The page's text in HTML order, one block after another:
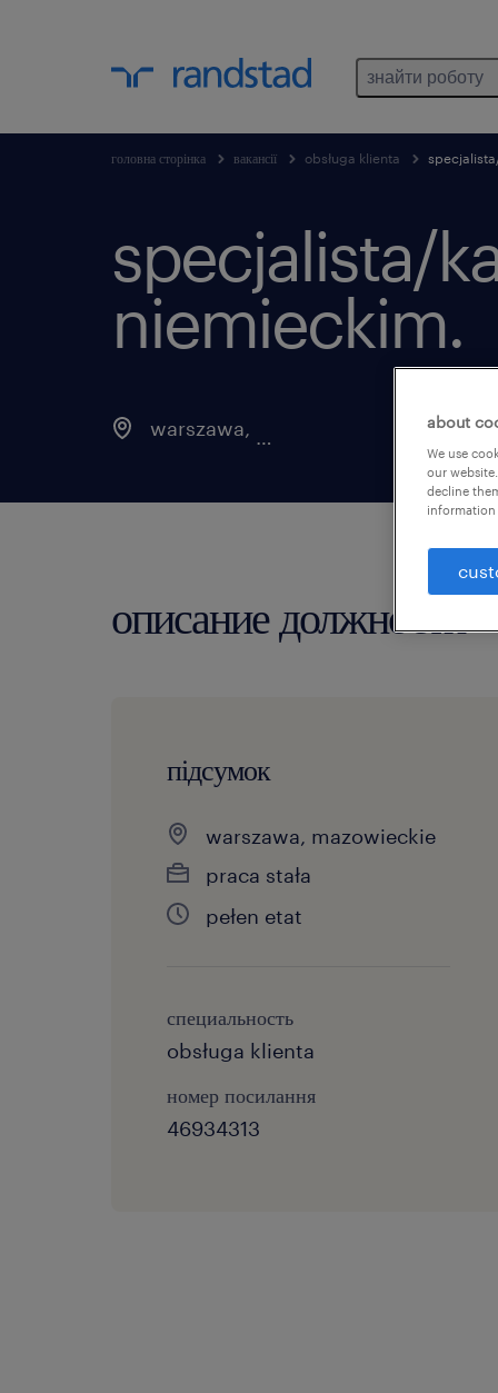
знайти роботу
головна сторінка вакансії obsługa klienta
specjalista/
niemieckim.
warszawa,
описание должности
підсумок
warszawa, mazowieckie
praca stała
pełen etat
специальность
obsługa klienta
номер посилання
46934313
about
We use
our
decline
information